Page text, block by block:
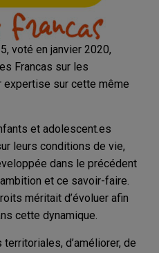
voté en janvier 2020,
Francas sur les
expertise sur cette même
et adolescent.es
leurs conditions de vie,
dans le précédent
et ce savoir-faire.
méritait d’évoluer afin
cette dynamique.
d’améliorer, de